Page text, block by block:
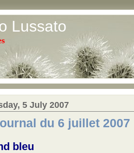
Lussato
5 July 2007
du 6 juillet 2007
bleu